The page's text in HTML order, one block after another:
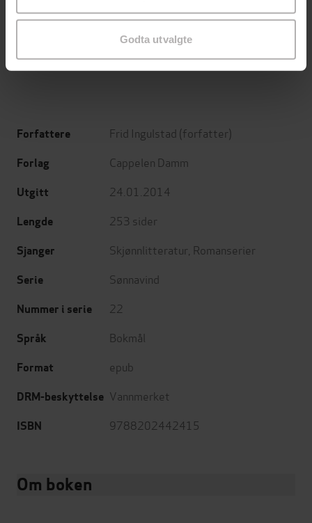
Godta utvalgte
Piken på broen
Frid Ingulstad
EBOK
Sviket
EBOK
Forfattere Frid Ingulstad (forfatter)
Forlag Cappelen Damm
Utgitt 24.01.2014
Lengde 253 sider
Sjanger Skjønnlitteratur Romanserier
Serie Sønnavind
Nummer i serie 22
Språk Bokmål
Format epub
DRM-beskyttelse Vannmerket
ISBN 9788202442415
Om boken